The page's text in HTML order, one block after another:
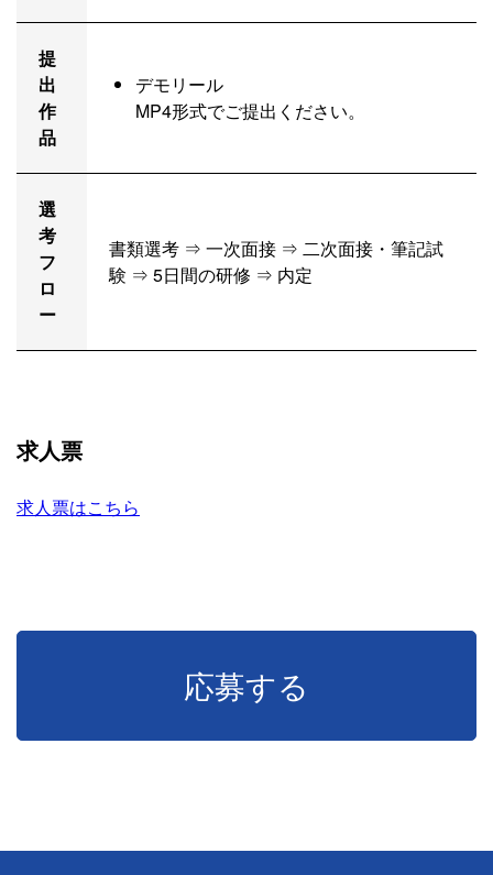
提
出
作
品
デモリール
MP4形式でご提出ください。
選
考
フ
ロ
ー
書類選考 ⇒ 一次面接 ⇒ 二次面接・筆記試
験 ⇒ 5日間の研修 ⇒ 内定
求人票
求人票はこちら
応募する